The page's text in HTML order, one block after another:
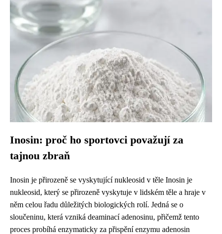
Inosin: proč ho sportovci považují za
tajnou zbraň
Inosin je přirozeně se vyskytující nukleosid v těle Inosin je
nukleosid, který se přirozeně vyskytuje v lidském těle a hraje v
něm celou řadu důležitých biologických rolí. Jedná se o
sloučeninu, která vzniká deaminací adenosinu, přičemž tento
proces probíhá enzymaticky za přispění enzymu adenosin